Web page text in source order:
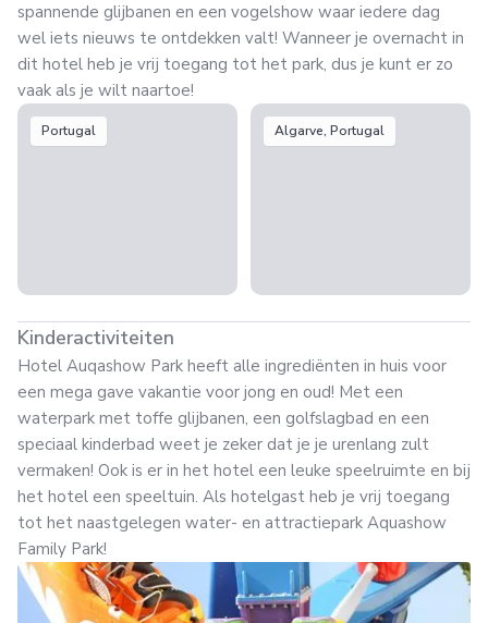
spannende glijbanen en een vogelshow waar iedere dag
wel iets nieuws te ontdekken valt! Wanneer je overnacht in
dit hotel heb je vrij toegang tot het park, dus je kunt er zo
vaak als je wilt naartoe!
Portugal Algarve, Portugal
Kinderactiviteiten
Hotel Auqashow Park heeft alle ingrediënten in huis voor
een mega gave vakantie voor jong en oud! Met een
waterpark met toffe glijbanen, een golfslagbad en een
speciaal kinderbad weet je zeker dat je je urenlang zult
vermaken! Ook is er in het hotel een leuke speelruimte en bij
het hotel een speeltuin. Als hotelgast heb je vrij toegang
tot het naastgelegen water- en attractiepark Aquashow
Family Park!